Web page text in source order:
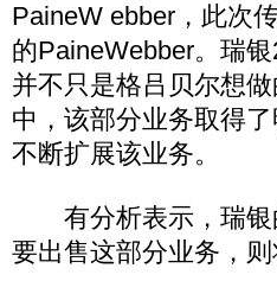
PaineW ebber，此次
的PaineWebber。瑞
并不只是格吕贝尔想
中，该部分业务取得
不断扩展该业务。
有分析表示，瑞银
要出售这部分业务，